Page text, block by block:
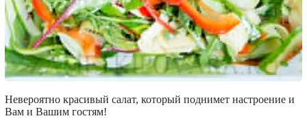
Невероятно красивый салат, который поднимет настроение и
Вам и Вашим гостям!